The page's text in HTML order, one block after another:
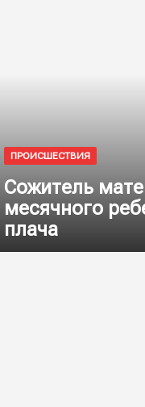
ПРОИСШЕСТВИЯ
Сожитель
месячного
плача